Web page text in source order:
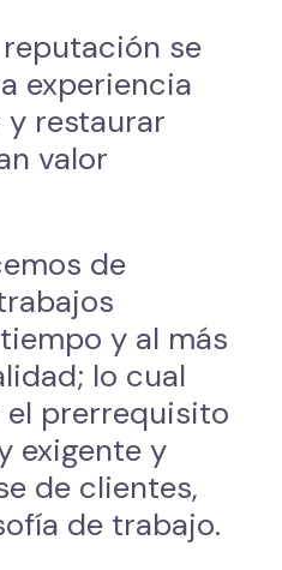
se
experiencia
restaurar
valor
de
y al más
lo cual
el prerrequisito
exigente y
de clientes,
de trabajo.